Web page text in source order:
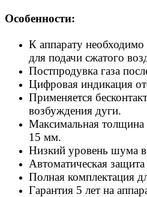
Особенности:
К аппарату
для подачи сжатого
Постпродувка газа
Цифровая индикация
Применяется
возбуждения дуги.
Максимальная толщина
15 мм.
Низкий уровень шума в
Автоматическая защита
Полная комплектация
Гарантия 5 лет на